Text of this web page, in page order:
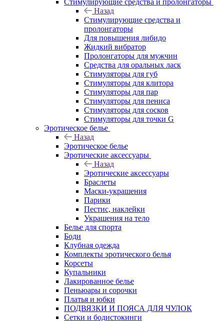
Стимулирующие средства и пролонгаторы
Назад
Стимулирующие средства и
пролонгаторы
Для повышения либидо
Жидкий вибратор
Пролонгаторы для мужчин
Средства для оральных ласк
Стимуляторы для губ
Стимуляторы для клитора
Стимуляторы для пар
Стимуляторы для пениса
Стимуляторы для сосков
Стимуляторы для точки G
Эротическое белье
Назад
Эротическое белье
Эротические аксессуары
Назад
Эротические аксессуары
Браслеты
Маски-украшения
Парики
Пестис, наклейки
Украшения на тело
Белье для спорта
Боди
Клубная одежда
Комплекты эротического белья
Корсеты
Купальники
Лакированное белье
Пеньюары и сорочки
Платья и юбки
ПОДВЯЗКИ И ПОЯСА ДЛЯ ЧУЛОК
Сетки и бодистокинги